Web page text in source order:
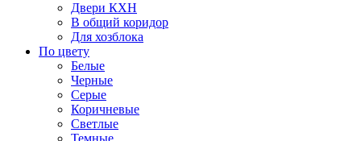
Двери КХН
В общий коридор
Для хозблока
По цвету
Белые
Черные
Серые
Коричневые
Светлые